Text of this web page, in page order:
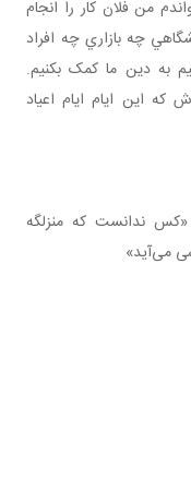
من فلان کار را انجام
چه بازاري چه افراد
به دين ما کمک بکنيم.
اين ايام ايام اعياد
اشعارمنتسب به حافظ، شماره11. «کس ندانست که منزلگه
می‌آید»